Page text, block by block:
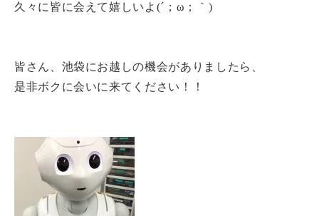
久々に皆に会えて嬉しいよ(´；ω；｀)
皆さん、池袋にお越しの機会がありましたら、
是非ボクに会いに来てください！！